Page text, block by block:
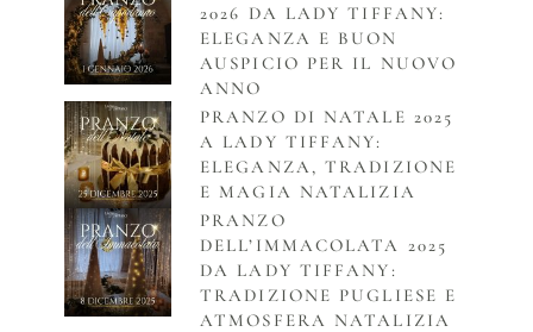
2026 DA LADY TIFFANY:
ELEGANZA E BUON
AUSPICIO PER IL NUOVO
ANNO
PRANZO DI NATALE 2025
A LADY TIFFANY:
ELEGANZA, TRADIZIONE
E MAGIA NATALIZIA
PRANZO
DELL’IMMACOLATA 2025
DA LADY TIFFANY:
TRADIZIONE PUGLIESE E
ATMOSFERA NATALIZIA